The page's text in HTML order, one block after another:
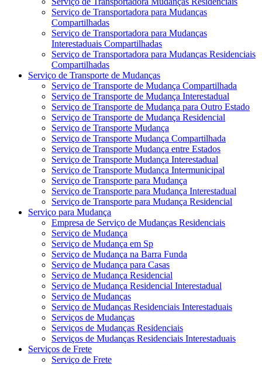
Serviço de Transportadora para Mudanças
Compartilhadas
Serviço de Transportadora para Mudanças
Interestaduais Compartilhadas
Serviço de Transportadora para Mudanças Residenciais
Compartilhadas
Serviço de Transporte de Mudanças
Serviço de Transporte de Mudança Compartilhada
Serviço de Transporte de Mudança Interestadual
Serviço de Transporte de Mudança para Outro Estado
Serviço de Transporte de Mudança Residencial
Serviço de Transporte Mudança
Serviço de Transporte Mudança Compartilhada
Serviço de Transporte Mudança entre Estados
Serviço de Transporte Mudança Interestadual
Serviço de Transporte Mudança Intermunicipal
Serviço de Transporte para Mudança
Serviço de Transporte para Mudança Interestadual
Serviço de Transporte para Mudança Residencial
Serviço para Mudança
Empresa de Serviço de Mudanças Residenciais
Serviço de Mudança
Serviço de Mudança em Sp
Serviço de Mudança na Barra Funda
Serviço de Mudança para Casas
Serviço de Mudança Residencial
Serviço de Mudança Residencial Interestadual
Serviço de Mudanças
Serviço de Mudanças Residenciais Interestaduais
Serviços de Mudanças
Serviços de Mudanças Residenciais
Serviços de Mudanças Residenciais Interestaduais
Serviços de Frete
Serviço de Frete